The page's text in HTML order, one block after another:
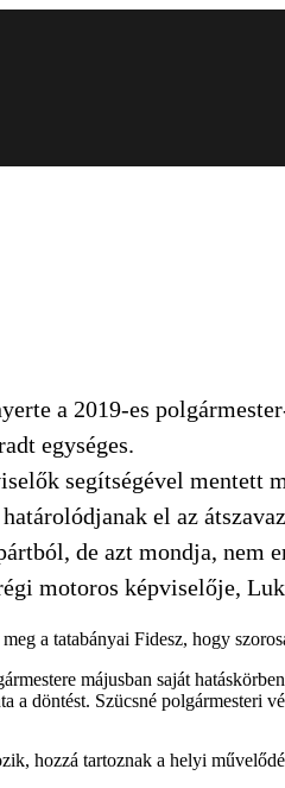
a 2019-es
egységes.
segítségével mentett
el az
de azt mondja, nem
motoros képviselője,
a tatabányai Fidesz, hogy
májusban saját
a döntést. Szücsné
hozzá tartoznak a helyi